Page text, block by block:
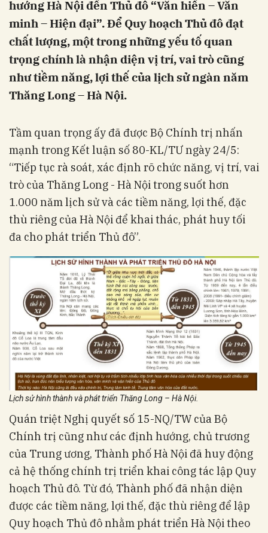
hướng Hà Nội đến Thủ đô “Văn hiến – Văn
minh – Hiện đại”. Để Quy hoạch Thủ đô đạt
chất lượng, một trong những yếu tố quan
trọng chính là nhận diện vị trí, vai trò cũng
như tiềm năng, lợi thế của lịch sử ngàn năm
Thăng Long – Hà Nội.
Tầm quan trọng ấy đã được Bộ Chính trị nhấn
mạnh trong Kết luận số 80-KL/TƯ ngày 24/5:
“Tiếp tục rà soát, xác định rõ chức năng, vị trí, vai
trò của Thăng Long - Hà Nội trong suốt hơn
1.000 năm lịch sử và các tiềm năng, lợi thế, đặc
thù riêng của Hà Nội để khai thác, phát huy tối
đa cho phát triển Thủ đô”.
Lịch sử hình thành và phát triển Thăng Long – Hà Nội.
Quán triệt Nghị quyết số 15-NQ/TW của Bộ
Chính trị cũng như các định hướng, chủ trương
của Trung ương, Thành phố Hà Nội đã huy động
cả hệ thống chính trị triển khai công tác lập Quy
hoạch Thủ đô. Từ đó, Thành phố đã nhận diện
được các tiềm năng, lợi thế, đặc thù riêng để lập
Quy hoạch Thủ đô nhằm phát triển Hà Nội theo